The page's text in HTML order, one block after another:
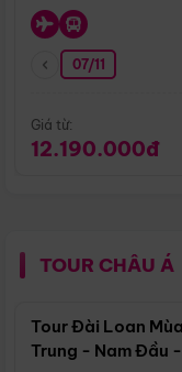
07/11
Giá từ:
12.190.000đ
TOUR CHÂU Á
Tour Đài Loan
Trung - Nam Đầu